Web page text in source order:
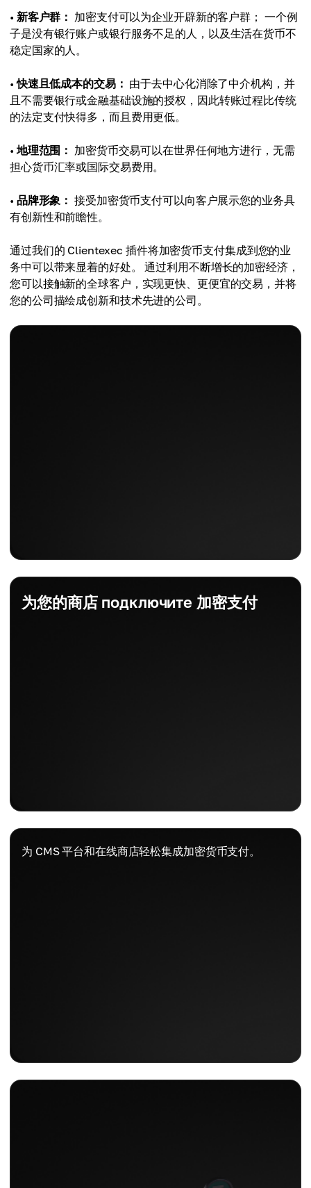
• 新客户群： 加密支付可以为企业开辟新的客户群； 一个例
子是没有银行账户或银行服务不足的人，以及生活在货币不
稳定国家的人。
•快速且低成本的交易： 由于去中心化消除了中介机构，并
且不需要银行或金融基础设施的授权，因此转账过程比传统
的法定支付快得多，而且费用更低。
• 地理范围： 加密货币交易可以在世界任何地方进行，无需
担心货币汇率或国际交易费用。
• 品牌形象： 接受加密货币支付可以向客户展示您的业务具
有创新性和前瞻性。
通过我们的 Clientexec 插件将加密货币支付集成到您的业
务中可以带来显着的好处。 通过利用不断增长的加密经济，
您可以接触新的全球客户，实现更快、更便宜的交易，并将
您的公司描绘成创新和技术先进的公司。
为您的商店 подключите 加密支付
为 CMS 平台和在线商店轻松集成加密货币支付。